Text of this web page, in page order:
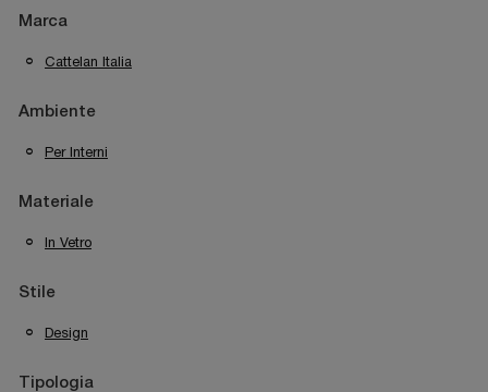
Marca
Cattelan Italia
Ambiente
Per Interni
Materiale
In Vetro
Stile
Design
Tipologia